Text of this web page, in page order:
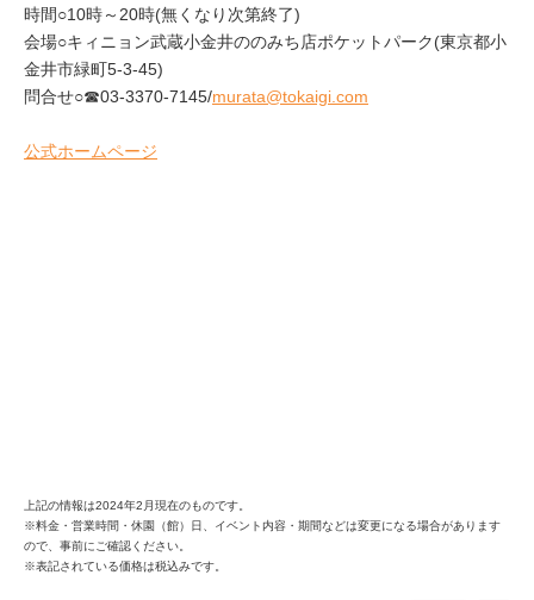
時間○10時～20時(無くなり次第終了)
会場○キィニョン武蔵小金井ののみち店ポケットパーク(東京都小
金井市緑町5-3-45)
問合せ○☎03-3370-7145/murata@tokaigi.com
公式ホームページ
上記の情報は2024年2月現在のものです。
※料金・営業時間・休園（館）日、イベント内容・期間などは変更になる場合があります
ので、事前にご確認ください。
※表記されている価格は税込みです。